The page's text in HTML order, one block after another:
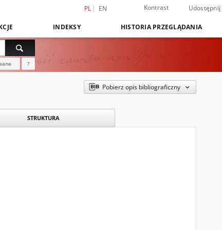
PL EN Kontrast Udostępnij
INDEKSY HISTORIA PRZEGLĄDANIA
?
Pobierz opis bibliograficzny
STRUKTURA